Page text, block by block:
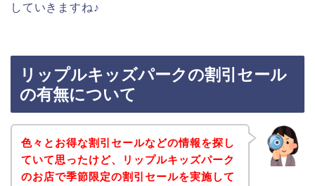
していきますね♪
リップルキッズパークの割引セール
の有無について
色々とお得な割引セールなどの情報を探し
ていて思ったけど、リップルキッズパーク
のお店で季節限定の割引セールを実施して